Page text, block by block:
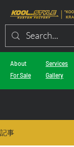
About
For Sale
Services
Gallery
記事